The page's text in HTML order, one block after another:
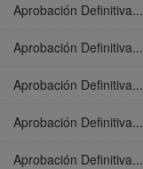
Aprobación Definitiva...
Aprobación Definitiva...
Aprobación Definitiva...
Aprobación Definitiva...
Aprobación Definitiva...